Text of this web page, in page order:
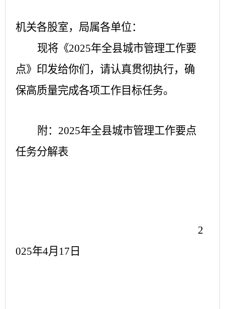
机关各股室，局属各单位：
现将《2025年全县城市管理工作要
点》印发给你们，请认真贯彻执行，确
保高质量完成各项工作目标任务。
附： 2025年全县城市管理工作要点
任务分解表
2
025年4月17日